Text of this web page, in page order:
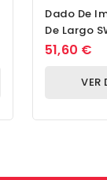
Dado De
De Largo
Puntas
51,60 €
VER